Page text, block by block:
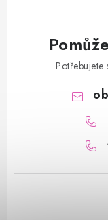
Potřebujete